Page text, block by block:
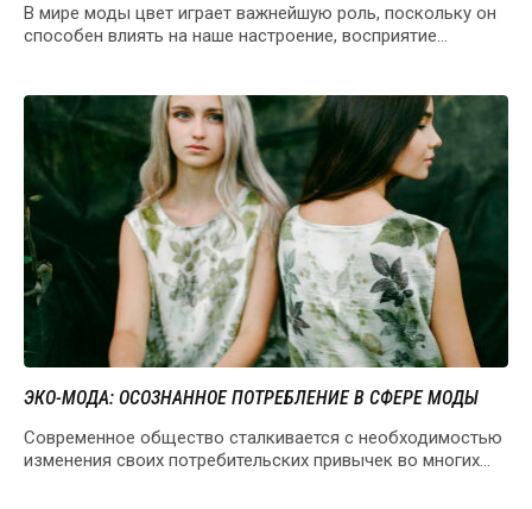
В мире моды цвет играет важнейшую роль, поскольку он
способен влиять на наше настроение, восприятие…
ЭКО-МОДA: ОСОЗНАННОЕ ПОТРЕБЛЕНИЕ В СФЕРЕ МОДЫ
Современное общество сталкивается с необходимостью
изменения своих потребительских привычек во многих